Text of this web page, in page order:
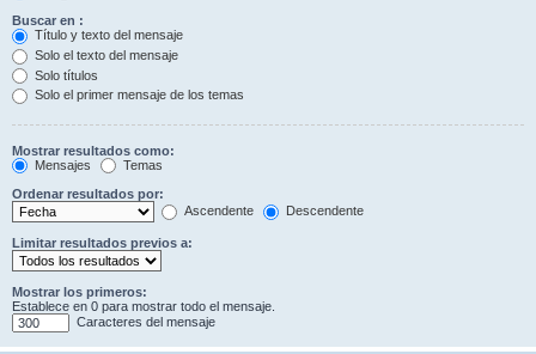
Buscar en :
Título y texto del mensaje
Solo el texto del mensaje
Solo títulos
Solo el primer mensaje de los temas
Mostrar resultados como:
Mensajes
Temas
Ordenar resultados por:
Ascendente
Descendente
Limitar resultados previos a:
Mostrar los primeros:
Establece en 0 para mostrar todo el mensaje.
Caracteres del mensaje